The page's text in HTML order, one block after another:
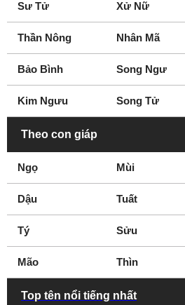
Sư Tử Xử Nữ
Thần Nông Nhân Mã
Bảo Bình Song Ngư
Kim Ngưu Song Tử
Theo con giáp
Ngọ Mùi
Dậu Tuất
Tý Sửu
Mão Thìn
Top tên nổi tiếng nhất